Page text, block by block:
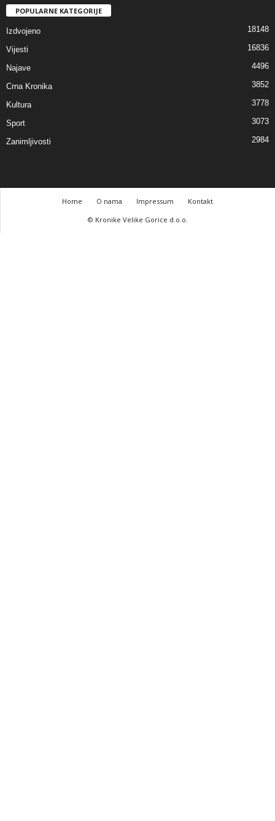
POPULARNE KATEGORIJE
Izdvojeno 18148
Vijesti 16836
Najave 4496
Crna Kronika 3852
Kultura 3778
Sport 3073
Zanimljivosti 2984
Home O nama Impressum
Kontakt
© Kronike Velike Gorice d.o.o.